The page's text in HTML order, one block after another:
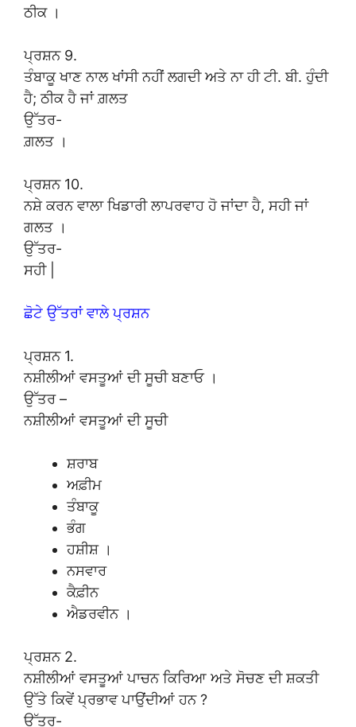
ਠੀਕ ।
ਪ੍ਰਸ਼ਨ 9.
ਤੰਬਾਕੂ ਖਾਣ ਨਾਲ ਖਾਂਸੀ ਨਹੀਂ ਲਗਦੀ ਅਤੇ ਨਾ ਹੀ ਟੀ. ਬੀ. ਹੁੰਦੀ
ਹੈ; ਠੀਕ ਹੈ ਜਾਂ ਗ਼ਲਤ
ਉੱਤਰ-
ਗ਼ਲਤ ।
ਪ੍ਰਸ਼ਨ 10.
ਨਸ਼ੇ ਕਰਨ ਵਾਲਾ ਖਿਡਾਰੀ ਲਾਪਰਵਾਹ ਹੋ ਜਾਂਦਾ ਹੈ, ਸਹੀ ਜਾਂ
ਗਲਤ ।
ਉੱਤਰ-
ਸਹੀ |
ਛੋਟੇ ਉੱਤਰਾਂ ਵਾਲੇ ਪ੍ਰਸ਼ਨ
ਪ੍ਰਸ਼ਨ 1.
ਨਸ਼ੀਲੀਆਂ ਵਸਤੂਆਂ ਦੀ ਸੂਚੀ ਬਣਾਓ ।
ਉੱਤਰ –
ਨਸ਼ੀਲੀਆਂ ਵਸਤੂਆਂ ਦੀ ਸੂਚੀ
ਸ਼ਰਾਬ
ਅਫ਼ੀਮ
ਤੰਬਾਕੂ
ਭੰਗ
ਹਸ਼ੀਸ਼ ।
ਨਸਵਾਰ
ਕੈਫ਼ੀਨ
ਐਡਰਵੀਨ ।
ਪ੍ਰਸ਼ਨ 2.
ਨਸ਼ੀਲੀਆਂ ਵਸਤੂਆਂ ਪਾਚਨ ਕਿਰਿਆ ਅਤੇ ਸੋਚਣ ਦੀ ਸ਼ਕਤੀ
ਉੱਤੇ ਕਿਵੇਂ ਪ੍ਰਭਾਵ ਪਾਉਂਦੀਆਂ ਹਨ ?
ਉੱਤਰ-